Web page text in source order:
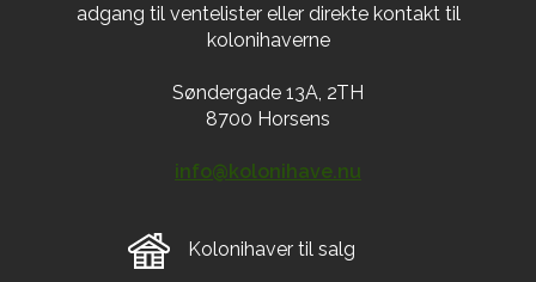
adgang til ventelister eller direkte kontakt til
kolonihaverne
Søndergade 13A, 2TH
8700 Horsens
info@kolonihave.nu
Kolonihaver til salg